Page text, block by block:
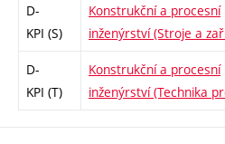
D-
KPI (S)
Konstrukční a procesní
inženýrství (Stroje a
D-
KPI (T)
Konstrukční a procesní
inženýrství (Technika